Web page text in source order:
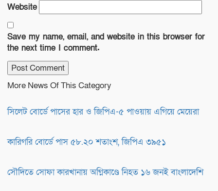
Website
Save my name, email, and website in this browser for
the next time I comment.
More News Of This Category
সিলেট বোর্ডে পাসের হার ও জিপিএ-৫ পাওয়ায় এগিয়ে মেয়েরা
কারিগরি বোর্ডে পাস ৫৮.২০ শতাংশ, জিপিএ ৩৯৫১
সৌদিতে সোফা কারখানায় অগ্নিকাণ্ডে নিহত ১৬ জনই বাংলাদেশি